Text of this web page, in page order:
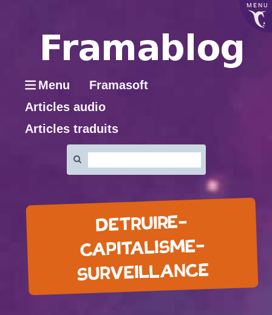
MENU
Menu
Framasoft
Articles audio
Articles traduits
:
DETRUIRE-
CAPITALISME-
SURVEILLANCE